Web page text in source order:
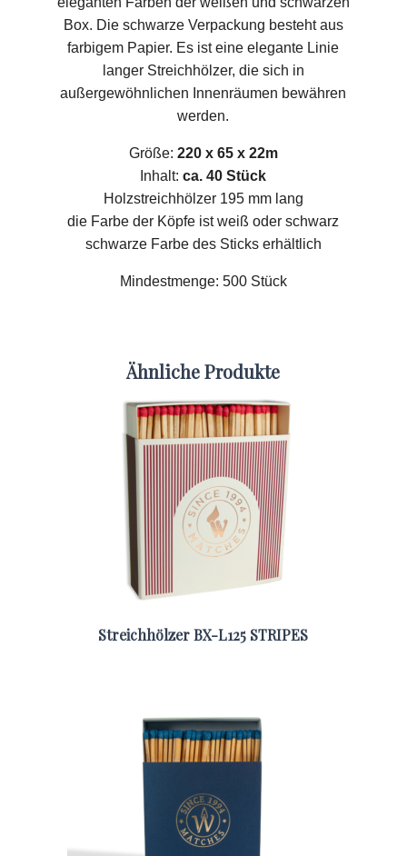
Box. Die schwarze Verpackung besteht aus
farbigem Papier. Es ist eine elegante Linie
langer Streichhölzer, die sich in
außergewöhnlichen Innenräumen bewähren
werden.
Größe: 220 x 65 x 22m
Inhalt:ca. 40 Stück
Holzstreichhölzer 195 mm lang
die Farbe der Köpfe ist weiß oder schwarz
schwarze Farbe des Sticks erhältlich
Mindestmenge: 500 Stück
Ähnliche Produkte
Streichhölzer BX-L125 STRIPES